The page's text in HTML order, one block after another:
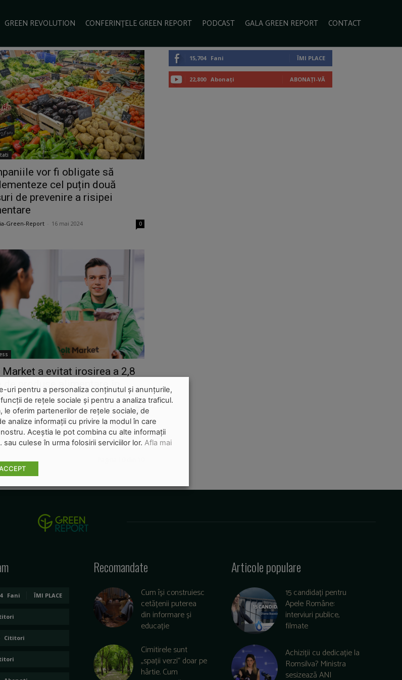
GREEN REVOLUTION CONFERINȚELE GREEN REPORT PODCAST GALA GREEN REPORT CONTACT
vor fi obligate să
cel puțin două
de prevenire a risipei
Green-Report 16 mai 2024 0
Market a evitat irosirea a 2,8
de produse alimentare în
Green-Report - 7 martie 2024 0
15,704 Fani ÎMI PLACE
22,800 Abonați ABONAȚI-VĂ
Fani ÎMI PLACE
CONECTAȚI-VĂ
Cititori
CONECTAȚI-VĂ
Recomandate
Cum își construiesc
cetățenii puterea
din informare și
educație
Cimitirele sunt
„spații verzi” doar pe
hârtie. Cum
Articole populare
15 candidați pentru
Apele Române:
interviuri publice,
filmate
Achiziții cu dedicație la
Romsilva? Ministra
sesizează ANI
uri pentru a personaliza conținutul și anunțurile,
de rețele sociale și pentru a analiza traficul.
le oferim partenerilor de rețele sociale, de
analize informații cu privire la modul în care
Aceștia le pot combina cu alte informații
sau culese în urma folosirii serviciilor lor. Afla mai